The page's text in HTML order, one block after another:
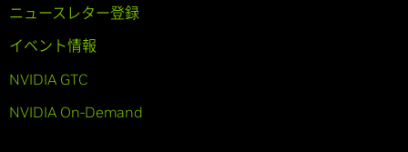
ニュースレター登録
イベント情報
NVIDIA GTC
NVIDIA On-Demand